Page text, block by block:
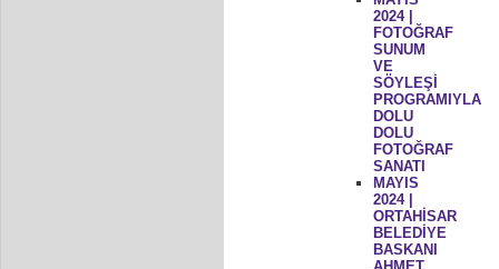
2024 |
FOTOĞRAF
SUNUM
VE
SÖYLEŞİ
PROGRAMIYLA
DOLU
DOLU
FOTOĞRAF
SANATI
MAYIS
2024 |
ORTAHİSAR
BELEDİYE
BASKANI